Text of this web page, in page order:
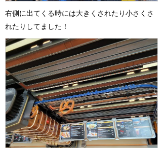
右側に出てくる時には大きくされたり小さくさ
れたりしてました！